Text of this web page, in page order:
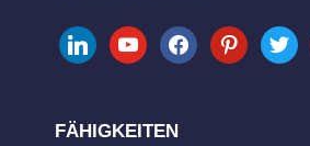
linkedinyoutubefacebookpinteresttwitter
FÄHIGKEITEN